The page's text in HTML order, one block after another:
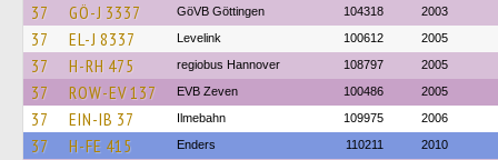
37 GÖ-J 3337 GöVB Göttingen 104318 2003
37 EL-J 8337 Levelink 100612 2005
37 H-RH 475 regiobus Hannover 108797 2005
37 ROW-EV 137 EVB Zeven 100486 2005
37 EIN-IB 37 Ilmebahn 109975 2006
37 H-FE 415 Enders 110211 2010